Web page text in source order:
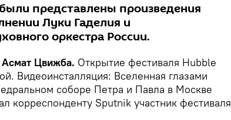
представлены произведения
Луки Гаделия и
оркестра России.
Цвижба. Открытие фестиваля Hubble
Видеоинсталляция: Вселенная глазами
соборе Петра и Павла в Москве
корреспонденту Sputnik участник фестиваля